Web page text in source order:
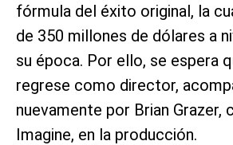
fórmula del éxito original, la
de 350 millones de dólares a
su época. Por ello, se espera
regrese como director,
nuevamente por Brian Grazer,
Imagine, en la producción.